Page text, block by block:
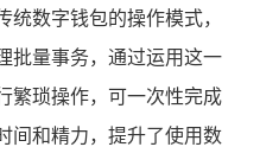
统数字钱包的操作模式，
批量事务，通过运用这一
繁琐操作，可一次性完成
间和精力，提升了使用数